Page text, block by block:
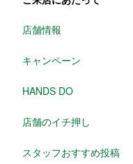
店舗情報
キャンペーン
HANDS DO
店舗のイチ押し
スタッフおすすめ投稿